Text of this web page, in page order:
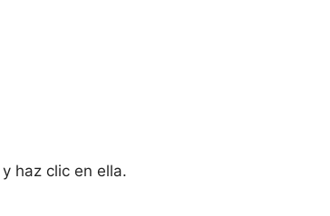
haz clic en ella.